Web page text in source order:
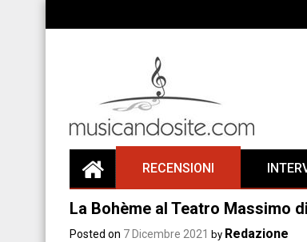
RECENSIONI
La Bohème al Teatro Massimo
Posted on 7 Dicembre 2021 by Redazione